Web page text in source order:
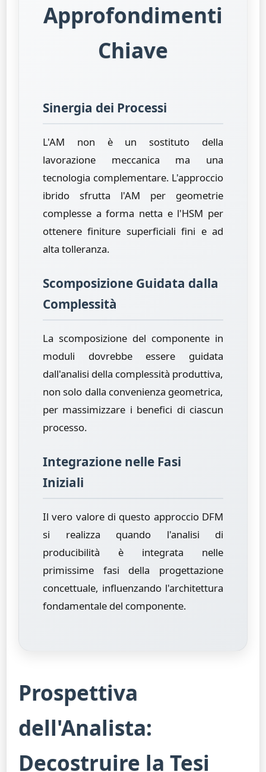
Approfondimenti
Chiave
Sinergia dei Processi
L'AM non è un sostituto della
lavorazione meccanica ma una
tecnologia complementare. L'approccio
ibrido sfrutta l'AM per geometrie
complesse a forma netta e l'HSM per
ottenere finiture superficiali fini e ad
alta tolleranza.
Scomposizione Guidata dalla
Complessità
La scomposizione del componente in
moduli dovrebbe essere guidata
dall'analisi della complessità produttiva,
non solo dalla convenienza geometrica,
per massimizzare i benefici di ciascun
processo.
Integrazione nelle Fasi
Iniziali
Il vero valore di questo approccio DFM
si realizza quando l'analisi di
producibilità è integrata nelle
primissime fasi della progettazione
concettuale, influenzando l'architettura
fondamentale del componente.
Prospettiva
dell'Analista:
Decostruire la Tesi